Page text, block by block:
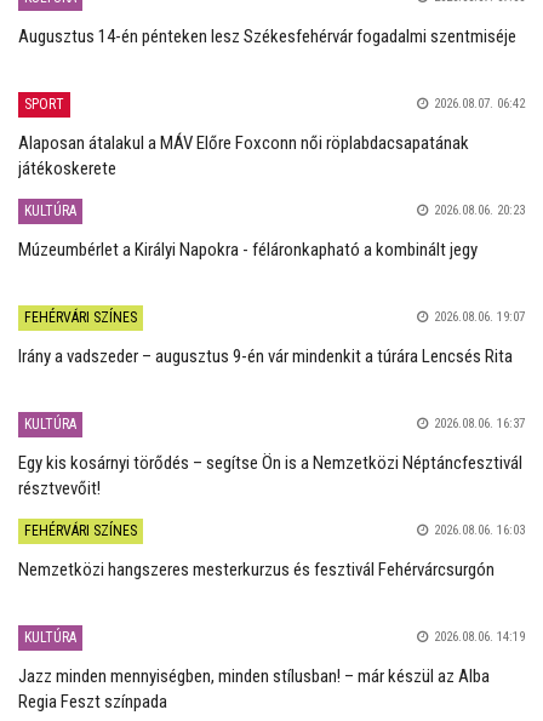
Augusztus 14-én pénteken lesz Székesfehérvár fogadalmi szentmiséje
SPORT 2026.08.07. 06:42
Alaposan átalakul a MÁV Előre Foxconn női röplabdacsapatának
játékoskerete
KULTÚRA 2026.08.06. 20:23
Múzeumbérlet a Királyi Napokra - féláronkapható a kombinált jegy
FEHÉRVÁRI SZÍNES 2026.08.06. 19:07
Irány a vadszeder – augusztus 9-én vár mindenkit a túrára Lencsés Rita
KULTÚRA 2026.08.06. 16:37
Egy kis kosárnyi törődés – segítse Ön is a Nemzetközi Néptáncfesztivál
résztvevőit!
FEHÉRVÁRI SZÍNES 2026.08.06. 16:03
Nemzetközi hangszeres mesterkurzus és fesztivál Fehérvárcsurgón
KULTÚRA 2026.08.06. 14:19
Jazz minden mennyiségben, minden stílusban! – már készül az Alba
Regia Feszt színpada